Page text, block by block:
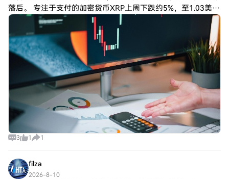
落后。 专注于支付的加密货币XRP上周下跌约5%，至1.03美
元，而比特币（BTC）64,992.63美元、以太坊（ETH）
1,918.56
3 1 1
filza
2026-8-10